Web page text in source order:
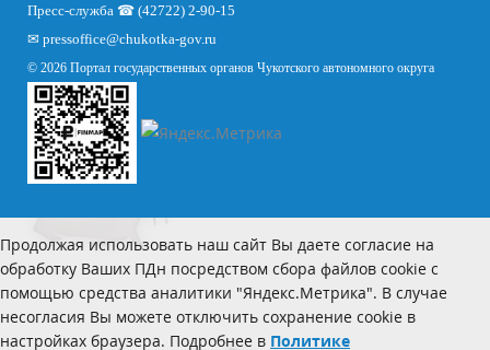
Пресс-служба ☎ (42722) 2-90-15
✉ pressoffice@chukotka-gov.ru
© 2026 Портал государственных органов Чукотского автономного округа
Продолжая использовать наш сайт Вы даете согласие на
обработку Ваших ПДн посредством сбора файлов cookie с
помощью средства аналитики "Яндекс.Метрика". В случае
несогласия Вы можете отключить сохранение cookie в
настройках браузера. Подробнее в Политике